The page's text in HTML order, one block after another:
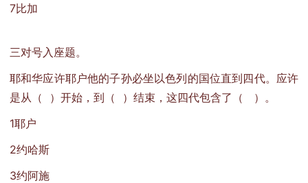
7比加
三对号入座题。
耶和华应许耶户他的子孙必坐以色列的国位直到四代。应许
是从（ ）开始，到（ ）结束，这四代包含了（ ）。
1耶户
2约哈斯
3约阿施